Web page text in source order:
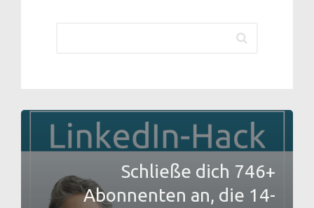
Schließe dich 746+
Abonnenten an, die 14-